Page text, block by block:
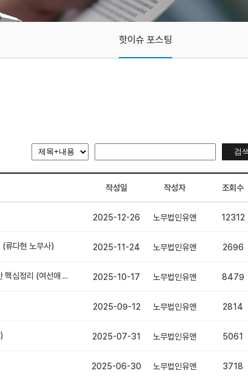
핫이슈 포스팅
작성일 작성자 조회수
2025-12-26 노무법인유앤 12312
(류다현 노무사) 2025-11-24 노무법인유앤 2696
10월 23일부터 시행! 임금체불 처벌 최대 3배 배상…사업주가 꼭 알아야 할 개정안 핵심정리 (여선애 노무사) 2025-10-17 노무법인유앤 8479
2025-09-12 노무법인유앤 2814
2025-07-31 노무법인유앤 5061
2025-06-30 노무법인유앤 3718